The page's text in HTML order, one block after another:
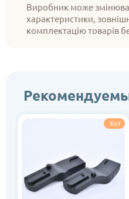
Виробник може
характеристики,
комплектацію товарів
Хит